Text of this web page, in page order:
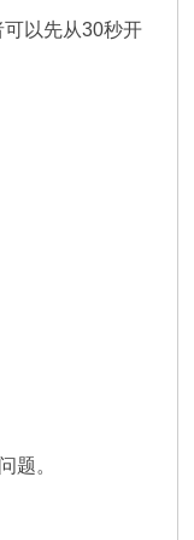
以先从30秒开
题。